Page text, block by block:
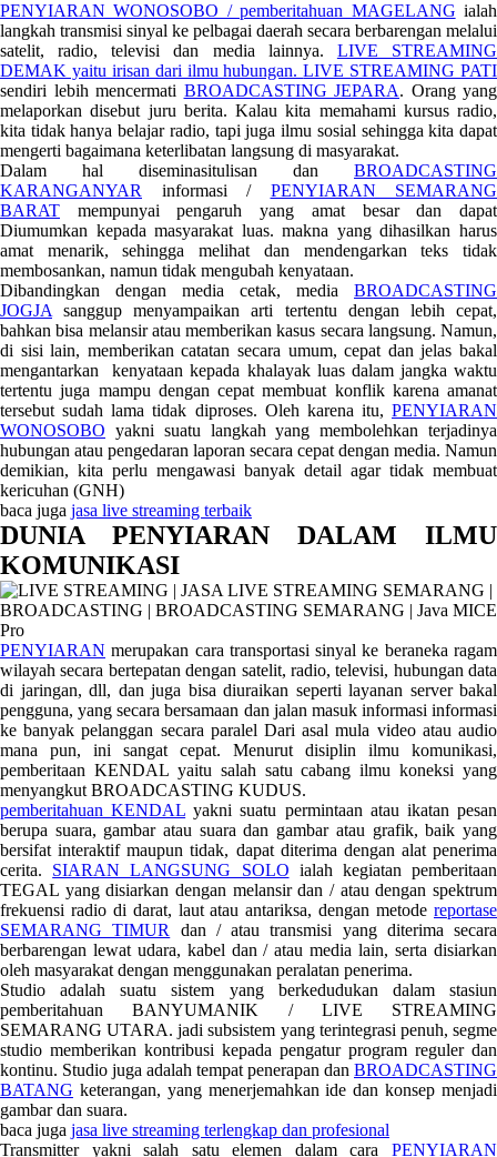
PENYIARAN WONOSOBO / pemberitahuan MAGELANG ialah
langkah transmisi sinyal ke pelbagai daerah secara berbarengan melalui
satelit, radio, televisi dan media lainnya. LIVE STREAMING
DEMAK yaitu irisan dari ilmu hubungan.LIVE STREAMING PATI
sendiri lebih mencermati BROADCASTING JEPARA. Orang yang
melaporkan disebut juru berita. Kalau kita memahami kursus radio,
kita tidak hanya belajar radio, tapi juga ilmu sosial sehingga kita dapat
mengerti bagaimana keterlibatan langsung di masyarakat.
Dalam hal diseminasitulisan dan BROADCASTING
KARANGANYAR
informasi / PENYIARAN SEMARANG
BARAT mempunyai pengaruh yang amat besar dan dapat
Diumumkan kepada masyarakat luas. makna yang dihasilkan harus
amat menarik, sehingga melihat dan mendengarkan teks tidak
membosankan, namun tidak mengubah kenyataan.
Dibandingkan dengan media cetak, media BROADCASTING
JOGJA sanggup menyampaikan arti tertentu dengan lebih cepat,
bahkan bisa melansir atau memberikan kasus secara langsung. Namun,
di sisi lain, memberikan catatan secara umum, cepat dan jelas bakal
mengantarkan kenyataan kepada khalayak luas dalam jangka waktu
tertentu juga mampu dengan cepat membuat konflik karena amanat
tersebut sudah lama tidak diproses. Oleh karena itu, PENYIARAN
WONOSOBO yakni suatu langkah yang membolehkan terjadinya
hubungan atau pengedaran laporan secara cepat dengan media. Namun
demikian, kita perlu mengawasi banyak detail agar tidak membuat
kericuhan (GNH)
baca juga jasa live streaming terbaik
DUNIA PENYIARAN DALAM ILMU
KOMUNIKASI
PENYIARAN merupakan cara transportasi sinyal ke beraneka ragam
wilayah secara bertepatan dengan satelit, radio, televisi, hubungan data
di jaringan, dll, dan juga bisa diuraikan seperti layanan server bakal
pengguna, yang secara bersamaan dan jalan masuk informasi informasi
ke banyak pelanggan secara paralel Dari asal mula video atau audio
mana pun, ini sangat cepat. Menurut disiplin ilmu komunikasi,
pemberitaan KENDAL yaitu salah satu cabang ilmu koneksi yang
menyangkut BROADCASTING KUDUS.
pemberitahuan KENDAL yakni suatu permintaan atau ikatan pesan
berupa suara, gambar atau suara dan gambar atau grafik, baik yang
bersifat interaktif maupun tidak, dapat diterima dengan alat penerima
cerita. SIARAN LANGSUNG SOLO ialah kegiatan pemberitaan
TEGAL yang disiarkan dengan melansir dan / atau dengan spektrum
frekuensi radio di darat, laut atau antariksa, dengan metode reportase
SEMARANG TIMUR
dan / atau transmisi yang diterima secara
berbarengan lewat udara, kabel dan / atau media lain, serta disiarkan
oleh masyarakat dengan menggunakan peralatan penerima.
Studio adalah suatu sistem yang berkedudukan dalam stasiun
pemberitahuan BANYUMANIK / LIVE STREAMING
SEMARANG UTARA. jadi subsistem yang terintegrasi penuh, segme
studio memberikan kontribusi kepada pengatur program reguler dan
kontinu. Studio juga adalah tempat penerapan dan BROADCASTING
BATANG keterangan, yang menerjemahkan ide dan konsep menjadi
gambar dan suara.
baca juga jasa live streaming terlengkap dan profesional
Transmitter yakni salah satu elemen dalam cara PENYIARAN